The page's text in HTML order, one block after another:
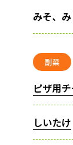
みそ、
副菜
ピザ用
しいたけ